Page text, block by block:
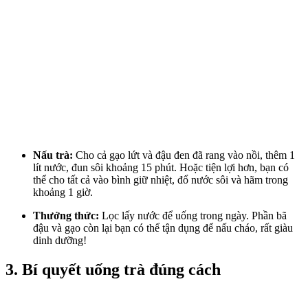
Nấu trà: Cho cả gạo lứt và đậu đen đã rang vào nồi, thêm 1
lít nước, đun sôi khoảng 15 phút. Hoặc tiện lợi hơn, bạn có
thể cho tất cả vào bình giữ nhiệt, đổ nước sôi và hãm trong
khoảng 1 giờ.
Thưởng thức: Lọc lấy nước để uống trong ngày. Phần bã
đậu và gạo còn lại bạn có thể tận dụng để nấu cháo, rất giàu
dinh dưỡng!
3. Bí quyết uống trà đúng cách